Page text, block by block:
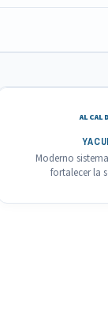
Moderno
fortalecer la